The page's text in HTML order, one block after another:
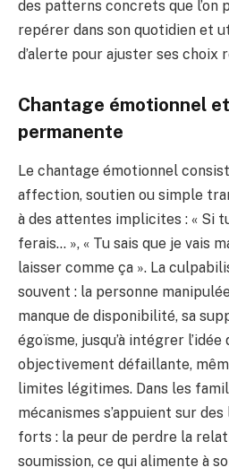
des patterns concrets que l’on
repérer dans son quotidien et
d’alerte pour ajuster ses choix
Chantage émotionnel
permanente
Le chantage émotionnel
affection, soutien ou simple
à des attentes implicites : « Si
ferais… », « Tu sais que je vais
laisser comme ça ». La
souvent : la personne
manque de disponibilité, sa
égoïsme, jusqu’à intégrer l’idée
objectivement défaillante,
limites légitimes. Dans les
mécanismes s’appuient sur
forts : la peur de perdre la
soumission, ce qui alimente à